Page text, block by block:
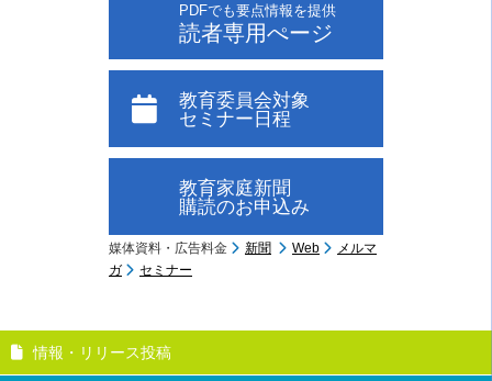
PDFでも要点情報を提供
読者専用ぺージ
教育委員会対象
セミナー日程
教育家庭新聞
購読のお申込み
媒体資料・広告料金 新聞 Web
メルマ
ガ
セミナー
情報・リリース投稿